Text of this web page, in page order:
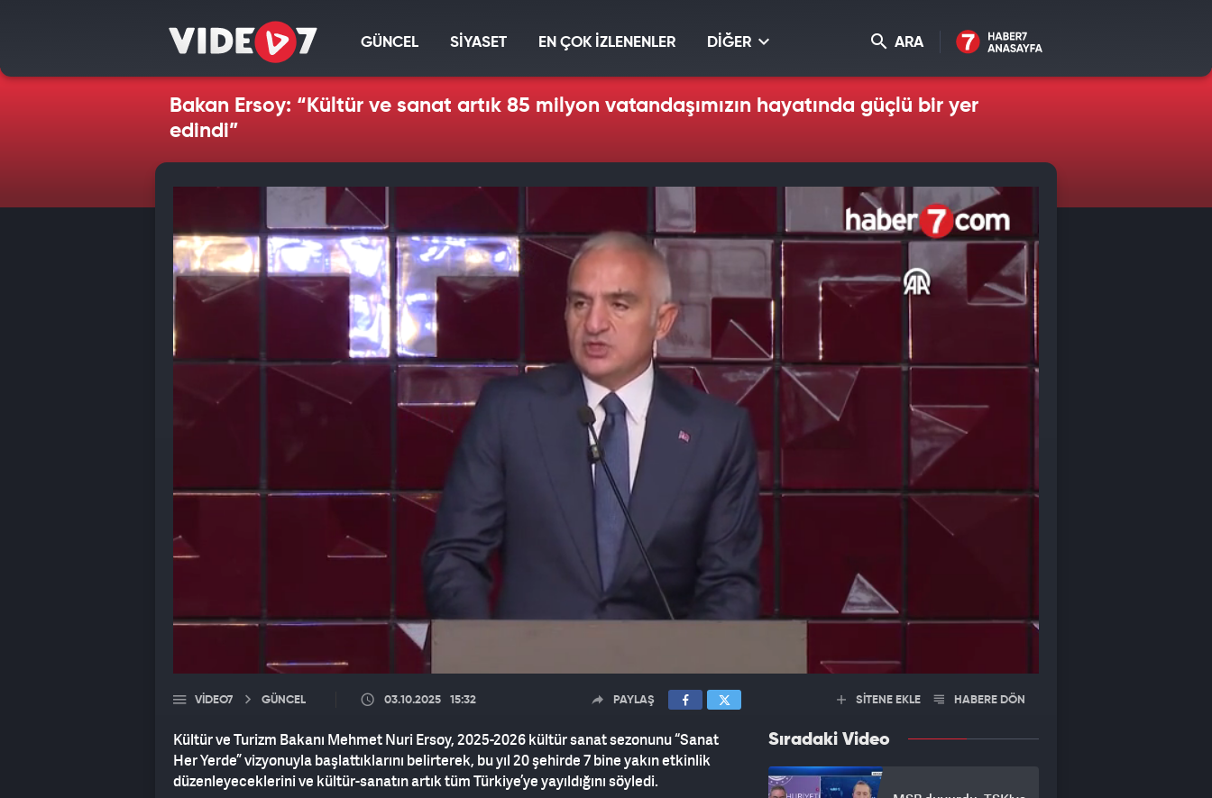
GÜNCEL SİYASET EN ÇOK İZLENENLER DİĞER ARA
Bakan Ersoy: “Kültür ve sanat artık 85 milyon vatandaşımızın hayatında güçlü bir yer
edindi”
VIDEO7 GÜNCEL 03.10.2025 15:32 PAYLAŞ
Kültür ve Turizm Bakanı Mehmet Nuri Ersoy, 2025-2026 kültür sanat sezonunu “Sanat
Her Yerde” vizyonuyla başlattıklarını belirterek, bu yıl 20 şehirde 7 bine yakın etkinlik
düzenleyeceklerini ve kültür-sanatın artık tüm Türkiye’ye yayıldığını söyledi.
SİTENE EKLE HABERE DÖN
Sıradaki Video